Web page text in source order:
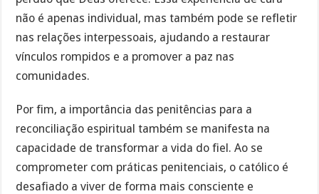
não é apenas individual, mas também pode se refletir
nas relações interpessoais, ajudando a restaurar
vínculos rompidos e a promover a paz nas
comunidades.
Por fim, a importância das penitências para a
reconciliação espiritual também se manifesta na
capacidade de transformar a vida do fiel. Ao se
comprometer com práticas penitenciais, o católico é
desafiado a viver de forma mais consciente e